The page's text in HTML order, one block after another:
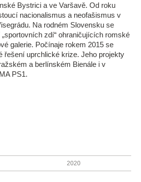
Bystrici a ve Varšavě. Od roku
nacionalismus a neofašismus v
Na rodném Slovensku se
zdí“ ohraničujících romské
galerie. Počínaje rokem 2015 se
řešení uprchlické krize. Jeho projekty
a berlínském Bienále i v
PS1.
2020